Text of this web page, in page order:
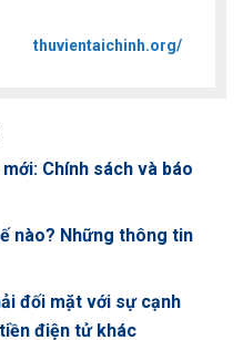
thuvientaichinh.org/
Chính sách và báo
nào? Những thông tin
đối mặt với sự cạnh
điện tử khác